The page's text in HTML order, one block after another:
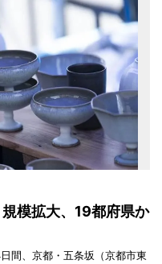
模拡大、19都府県か
間、京都・五条坂（京都市東